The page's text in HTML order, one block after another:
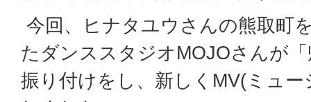
今回、ヒナタユウさんの熊取町
たダンススタジオMOJOさんが
振り付けをし、新しくMV(ミュ